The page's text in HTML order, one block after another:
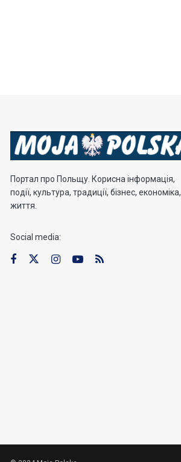
Портал про Польщу. Корисна інформація,
події, культура, традиції, бізнес, економіка,
життя.
Social media: